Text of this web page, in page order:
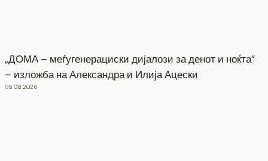
„ДОМА – меѓугенерациски дијалози за денот и ноќта“
– изложба на Александра и Илија Ацески
05.08.2026